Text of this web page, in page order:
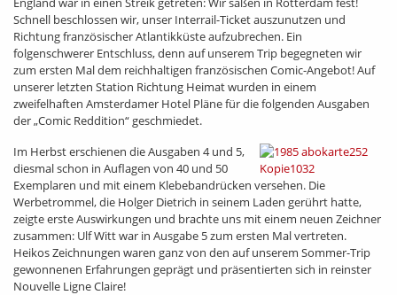
Schnell beschlossen wir, unser Interrail-Ticket auszunutzen und
Richtung französischer Atlantikküste aufzubrechen. Ein
folgenschwerer Entschluss, denn auf unserem Trip begegneten wir
zum ersten Mal dem reichhaltigen französischen Comic-Angebot! Auf
unserer letzten Station Richtung Heimat wurden in einem
zweifelhaften Amsterdamer Hotel Pläne für die folgenden Ausgaben
der „Comic Reddition“ geschmiedet.
Im Herbst erschienen die Ausgaben 4 und 5,
diesmal schon in Auflagen von 40 und 50
Exemplaren und mit einem Klebebandrücken versehen. Die
Werbetrommel, die Holger Dietrich in seinem Laden gerührt hatte,
zeigte erste Auswirkungen und brachte uns mit einem neuen Zeichner
zusammen: Ulf Witt war in Ausgabe 5 zum ersten Mal vertreten.
Heikos Zeichnungen waren ganz von den auf unserem Sommer-Trip
gewonnenen Erfahrungen geprägt und präsentierten sich in reinster
Nouvelle Ligne Claire!